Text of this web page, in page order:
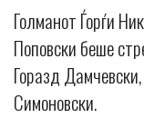
Голманот Ѓорѓи
Поповски беше
Горазд
Симоновски.